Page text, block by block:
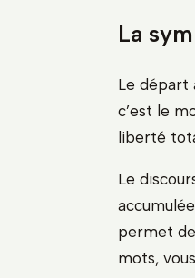
La
Le départ
c’est le
liberté
Le
permet
mots,